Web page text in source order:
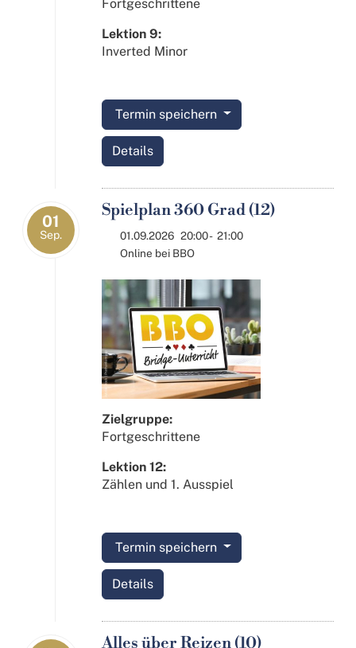
Fortgeschrittene
Lektion 9:
Inverted Minor
Termin speichern
Details
01
Sep.
Spielplan 360 Grad (12)
01.09.2026 20:00- 21:00
Online bei BBO
Zielgruppe:
Fortgeschrittene
Lektion 12:
Zählen und 1. Ausspiel
Termin speichern
Details
Alles über Reizen (10)